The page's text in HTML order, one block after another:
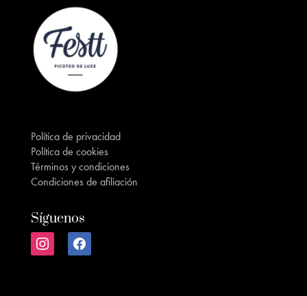
Política de privacidad
Política de cookies
Términos y condiciones
Condiciones de afiliación
Síguenos
instagramfacebook